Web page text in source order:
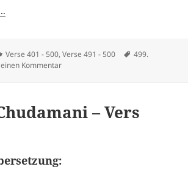
Kategorien
Verse 401 - 500,Verse 491 - 500 Schlagwörter
499.
Kommentarzu Viveka Chudamani – Vers 499
– Vers